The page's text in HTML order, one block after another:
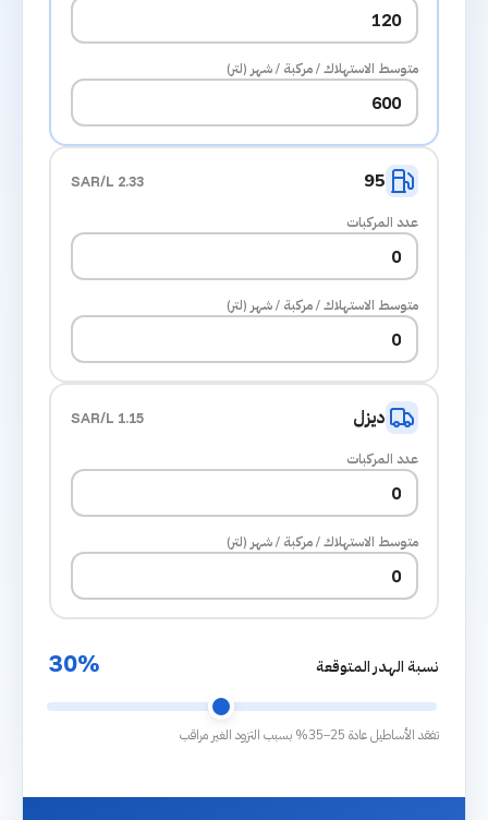
متوسط الاستهلاك / مركبة / شهر (لتر)
95
2.33 SAR/L
عدد المركبات
متوسط الاستهلاك / مركبة / شهر (لتر)
ديزل 1.15 SAR/L
عدد المركبات
متوسط الاستهلاك / مركبة / شهر (لتر)
نسبة الهدر المتوقعة 30%
تفقد الأساطيل عادة 25–35% بسبب التزود الغير مراقب